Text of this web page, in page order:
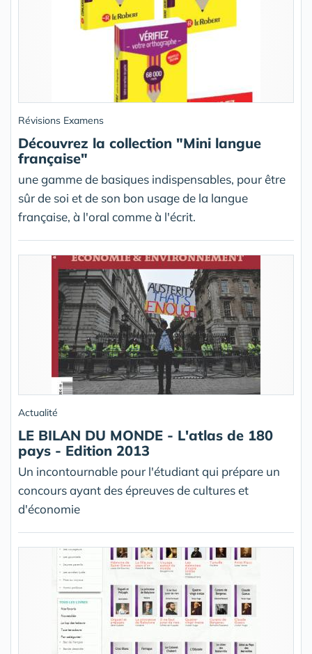
Révisions Examens
Découvrez la collection "Mini langue
française"
une gamme de basiques indispensables, pour être
sûr de soi et de son bon usage de la langue
française, à l'oral comme à l'écrit.
Actualité
LE BILAN DU MONDE - L'atlas de 180
pays - Edition 2013
Un incontournable pour l'étudiant qui prépare un
concours ayant des épreuves de cultures et
d'économie